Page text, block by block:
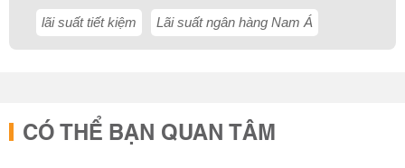
lãi suất tiết kiệm Lãi suất ngân hàng Nam Á
CÓ THỂ BẠN QUAN TÂM